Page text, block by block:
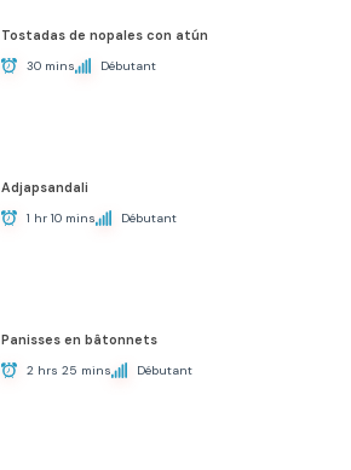
Tostadas de nopales con atún
30 mins Débutant
Adjapsandali
1 hr 10 mins Débutant
Panisses en bâtonnets
2 hrs 25 mins Débutant